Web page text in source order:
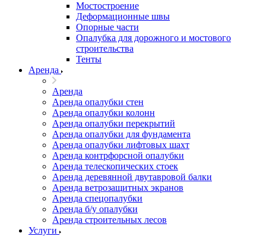
Мостостроение
Деформационные швы
Опорные части
Опалубка для дорожного и мостового
строительства
Тенты
Аренда
Аренда
Аренда опалубки стен
Аренда опалубки колонн
Аренда опалубки перекрытий
Аренда опалубки для фундамента
Аренда опалубки лифтовых шахт
Аренда контрфорсной опалубки
Аренда телескопических стоек
Аренда деревянной двутавровой балки
Аренда ветрозащитных экранов
Аренда спецопалубки
Аренда б/у опалубки
Аренда строительных лесов
Услуги